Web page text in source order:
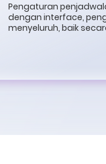
Pengaturan
dengan interface,
menyeluruh, baik